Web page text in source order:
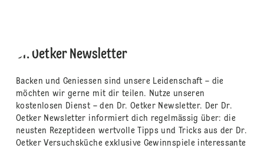
Dr. Oetker Newsletter
Backen und Geniessen sind unsere Leidenschaft – die
möchten wir gerne mit dir teilen. Nutze unseren
kostenlosen Dienst – den Dr. Oetker Newsletter. Der Dr.
Oetker Newsletter informiert dich regelmässig über: die
neusten Rezeptideen wertvolle Tipps und Tricks aus der Dr.
Oetker Versuchsküche exklusive Gewinnspiele interessante